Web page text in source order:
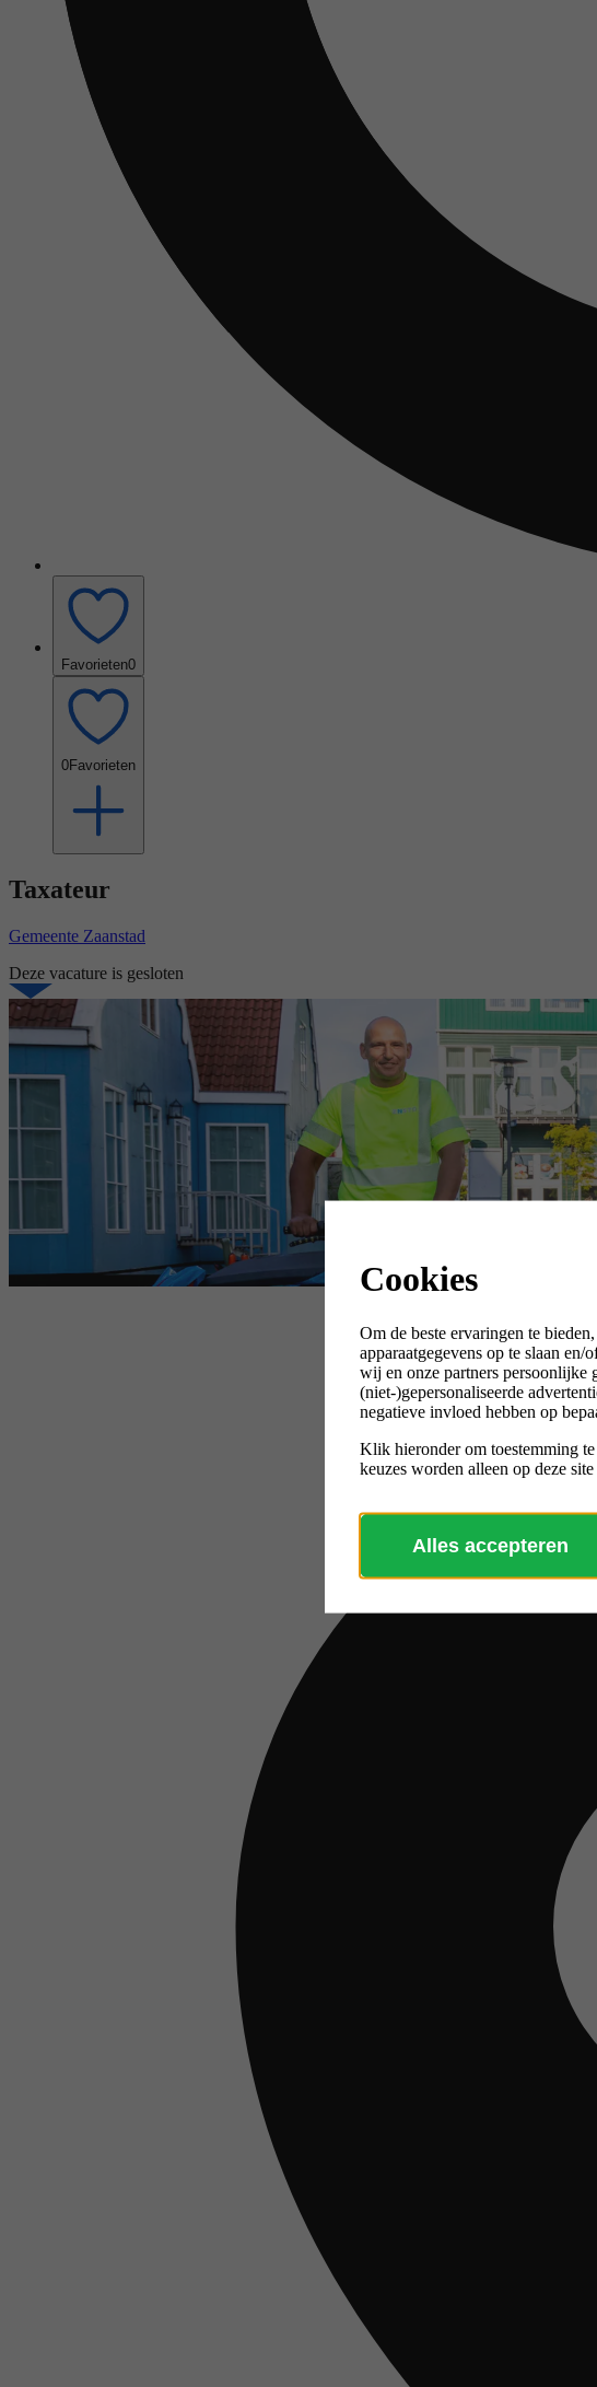
Favorieten0
0Favorieten
Taxateur
Gemeente Zaanstad
Deze vacature is gesloten
Cookies
Om de beste ervaringen te
apparaatgegevens op te slaan
wij en onze partners persoonlijke
(niet-)gepersonaliseerde
negatieve invloed hebben op
Klik hieronder om toestemming
keuzes worden alleen op deze
Alles accepteren